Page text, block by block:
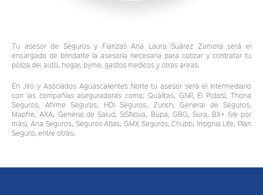
Tu asesor de Seguros y Fianzas Ana Laura Suárez Zamora será el
encargado de brindarte la asesoría necesaria para cotizar y contratar tu
póliza de: auto, hogar, pyme, gastos medicos y otras areas.
En Jiro y Asociados Aguascalientes Norte tu asesor será el intermediario
con las compañías aseguradoras como: Quálitas, GNP, El Potosí, Thona
Seguros, Afirme Seguros, HDI Seguros, Zurich, General de Seguros,
Mapfre, AXA, General de Salud, SiSNova, Bupa, GBG, Sura, BX+ (Ve por
más), Ana Seguros, Seguros Atlas, GMX Seguros, Chubb, Insignia Life, Plan
Seguro, entre otras.